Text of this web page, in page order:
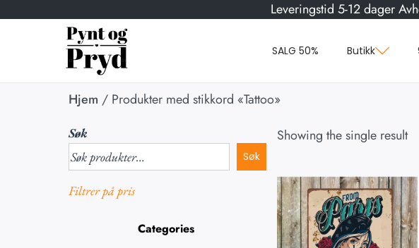
Leveringstid 5-12 dager
SALG 50% Butikk
Hjem / Produkter med stikkord «Tattoo»
Søk
Søk
Filtrer på pris
Categories
Showing the single result